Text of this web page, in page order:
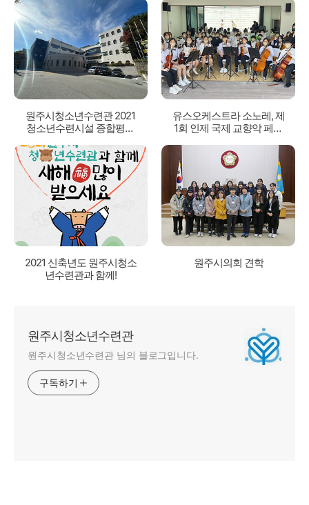
원주시청소년수련관 2021
청소년수련시설 종합평가
유스오케스트라 소노레, 제
1회 인제 국제 교향악 페스
2021 신축년도 원주시청소
년수련관과 함께!
원주시의회 견학
원주시청소년수련관
원주시청소년수련관 님의 블로그입니다.
구독하기